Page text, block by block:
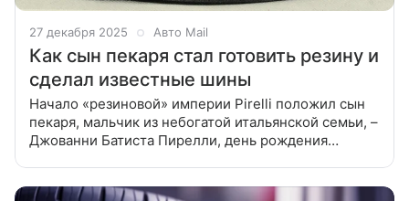
27 декабря 2025 Авто Mail
Как сын пекаря стал готовить резину и
сделал известные шины
Начало «резиновой» империи Pirelli положил сын
пекаря, мальчик из небогатой итальянской семьи, –
Джованни Батиста Пирелли, день рождения